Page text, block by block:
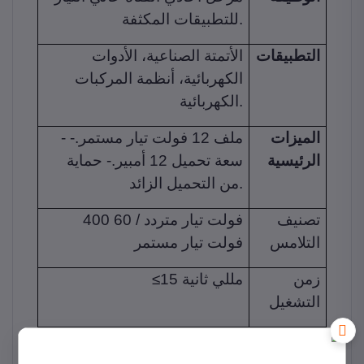
للتطبيقات المكثفة.
التطبيقات
الأتمتة الصناعية، الأدوات
الكهربائية، أنظمة المركبات
الكهربائية.
الميزات
الرئيسية
- ملف 12 فولت تيار مستمر.-
سعة تحميل 12 أمبير.- حماية
من التحميل الزائد.
تصنيف
التلامس
400 فولت تيار متردد / 60
فولت تيار مستمر
زمن
التشغيل
≤15 مللي ثانية